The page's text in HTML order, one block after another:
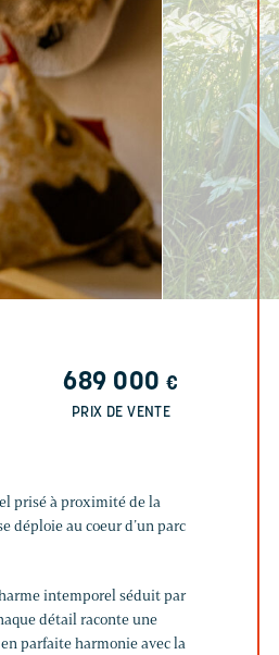
689 000€
PRIX DE VENTE
prisé à proximité de la
déploie au coeur d’un parc
intemporel séduit par
détail raconte une
parfaite harmonie avec la